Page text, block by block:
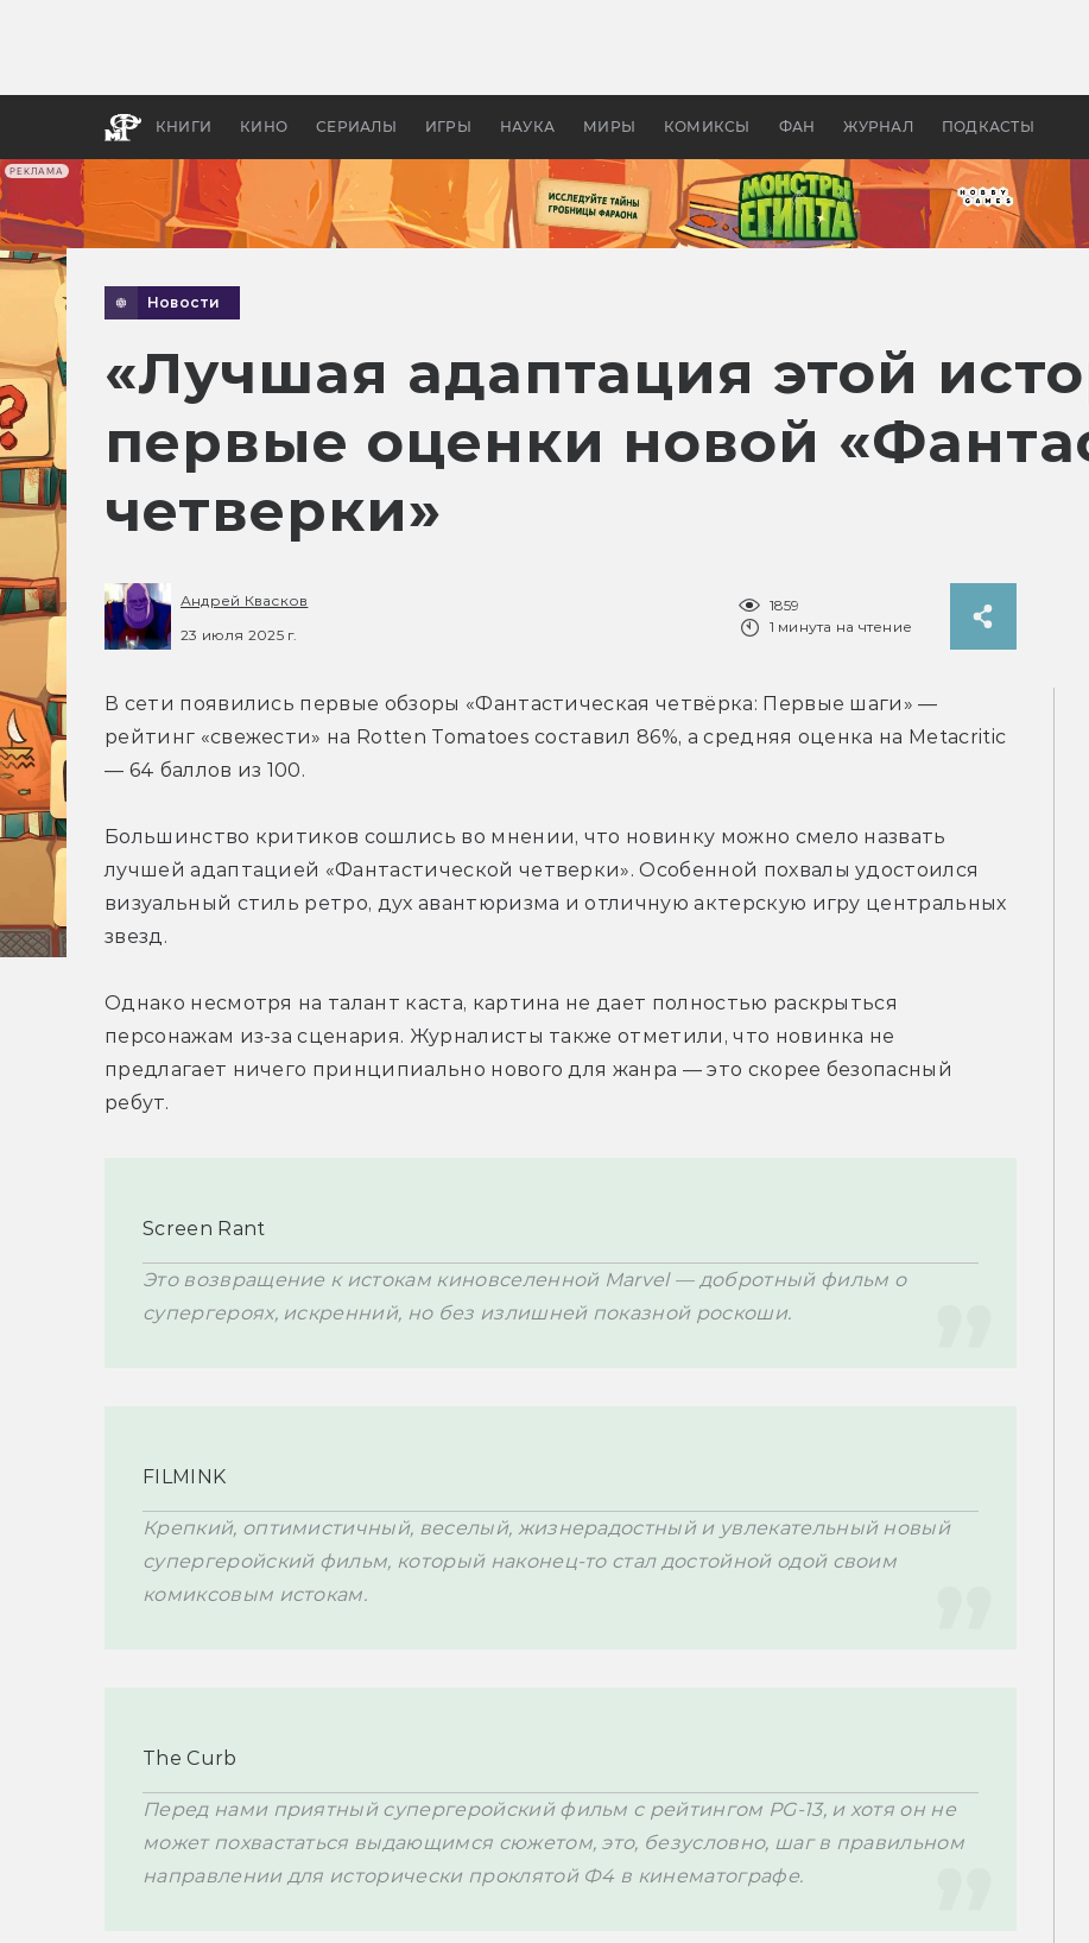
РЕКЛАМА
КНИГИ КИНО СЕРИАЛЫ ИГРЫ НАУКА МИРЫ КОМИКСЫ ФАН ЖУРНАЛ ПОДКАСТЫ
апокалипсис, в России —
бы «Властелина колец»
Новости
«Лучшая адаптация этой
первые оценки новой
четверки»
Андрей Квасков
23 июля 2025 г.
1859
1 минута на чтение
В сети появились первые обзоры «Фантастическая четвёрка: Первые шаги» —
рейтинг «свежести» на Rotten Tomatoes составил 86%, а средняя оценка на Metacritic
— 64 баллов из 100.
Большинство критиков сошлись во мнении, что новинку можно смело назвать
лучшей адаптацией «Фантастической четверки». Особенной похвалы удостоился
визуальный стиль ретро, дух авантюризма и отличную актерскую игру центральных
звезд.
Однако несмотря на талант каста, картина не дает полностью раскрыться
персонажам из-за сценария. Журналисты также отметили, что новинка не
предлагает ничего принципиально нового для жанра — это скорее безопасный
ребут.
Это возвращение к истокам киновселенной Marvel — добротный фильм о
супергероях, искренний, но без излишней показной роскоши.
FILMINK
Крепкий, оптимистичный, веселый, жизнерадостный и увлекательный новый
супергеройский фильм, который наконец-то стал достойной одой своим
комиксовым истокам.
The Curb
Перед нами приятный супергеройский фильм с рейтингом PG-13, и хотя он не
может похвастаться выдающимся сюжетом, это, безусловно, шаг в правильном
направлении для исторически проклятой Ф4 в кинематографе.